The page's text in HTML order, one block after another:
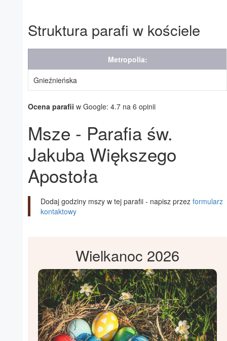
Struktura parafi w kościele
Metropolia:
Gnieźnieńska
Ocena parafii w Google: 4.7 na 6 opinii
Msze - Parafia św.
Jakuba Większego
Apostoła
Dodaj godziny mszy w tej parafii - napisz przez formularz
kontaktowy
Wielkanoc 2026